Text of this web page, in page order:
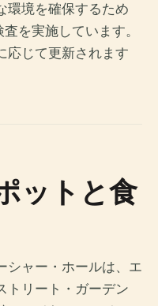
環境を確保するため
を実施しています。
応じて更新されます
ットと食
シャー・ホールは、エ
トリート・ガーデン